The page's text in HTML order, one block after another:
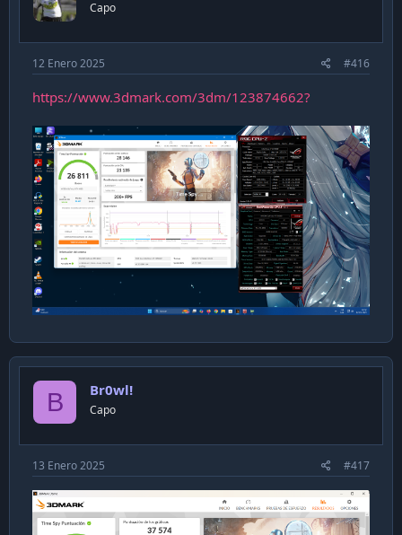
s
Capo
12 Enero 2025 #416
https://www.3dmark.com/3dm/123874662?
B Br0wl!
Capo
13 Enero 2025 #417